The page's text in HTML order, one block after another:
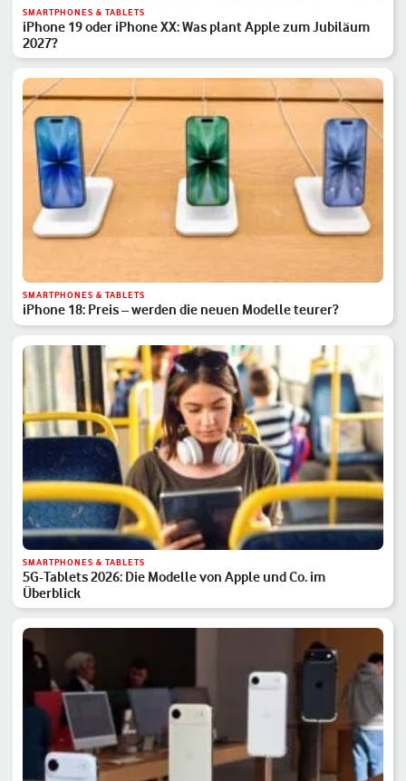
SMARTPHONES & TABLETS
iPhone 19 oder iPhone XX: Was plant Apple zum Jubiläum
2027?
SMARTPHONES & TABLETS
iPhone 18: Preis – werden die neuen Modelle teurer?
SMARTPHONES & TABLETS
5G-Tablets 2026: Die Modelle von Apple und Co. im
Überblick